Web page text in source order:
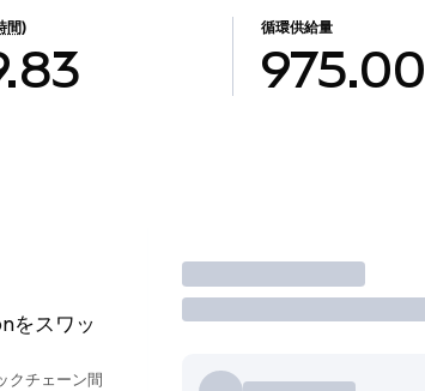
間) 循環供給量
975.00
をスワッ
クチェーン間
取引